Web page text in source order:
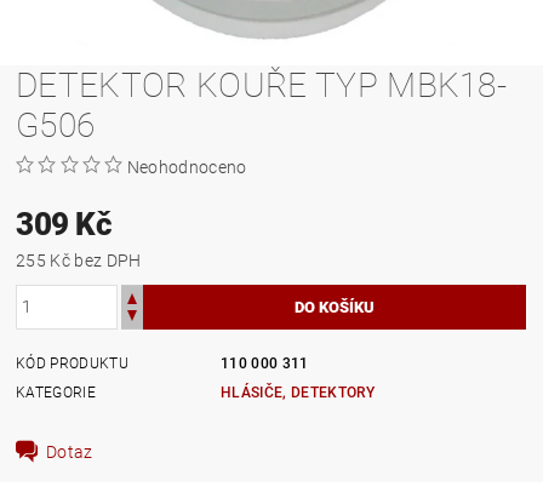
DETEKTOR KOUŘE TYP MBK18-
G506
Neohodnoceno
309 Kč
255 Kč bez DPH
KÓD PRODUKTU
110 000 311
KATEGORIE
HLÁSIČE, DETEKTORY
Dotaz